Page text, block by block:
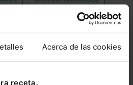
Acerca de las cookies
receta.
CESIÓN ILEGAL